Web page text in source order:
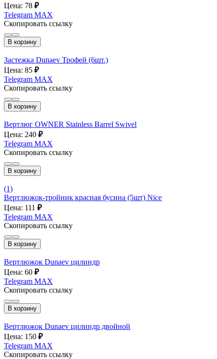
Цена: 78 ₽
Telegram MAX
Скопировать ссылку
В корзину
Застежка Dunaev Трофей (6шт.)
Цена: 85 ₽
Telegram MAX
Скопировать ссылку
В корзину
Вертлюг OWNER Stainless Barrel Swivel
Цена: 240 ₽
Telegram MAX
Скопировать ссылку
В корзину
(1)
Вертлюжок-тройник красная бусина (5шт) Nice
Цена: 111 ₽
Telegram MAX
Скопировать ссылку
В корзину
Вертлюжок Dunaev цилиндр
Цена: 60 ₽
Telegram MAX
Скопировать ссылку
В корзину
Вертлюжок Dunaev цилиндр двойной
Цена: 150 ₽
Telegram MAX
Скопировать ссылку